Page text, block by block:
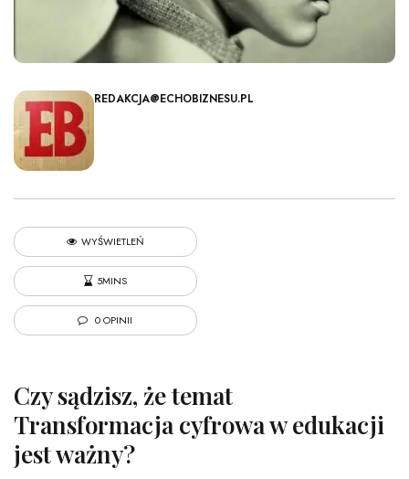
REDAKCJA@ECHOBIZNESU.PL
WYŚWIETLEŃ
5MINS
0 OPINII
Czy sądzisz, że temat
Transformacja cyfrowa w edukacji
jest ważny?